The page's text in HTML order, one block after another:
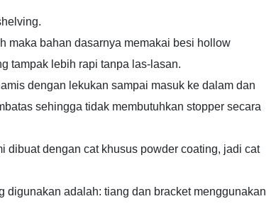
maka bahan dasarnya memakai besi hollow
tampak lebih rapi tanpa las-lasan.
dengan lekukan sampai masuk ke dalam dan
sehingga tidak membutuhkan stopper secara
dibuat dengan cat khusus powder coating, jadi cat
adalah: tiang dan bracket menggunakan